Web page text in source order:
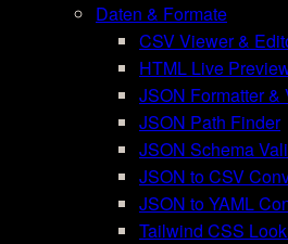
Daten & Formate
CSV Viewer &
HTML Live
JSON Formatter &
JSON Path Finder
JSON Schema
JSON to CSV
JSON to YAML
Tailwind CSS